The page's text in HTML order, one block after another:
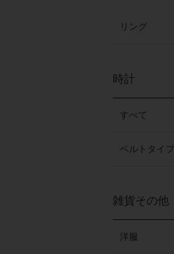
リング
時計
すべて
ベルトタイプ
雑貨その他
洋服